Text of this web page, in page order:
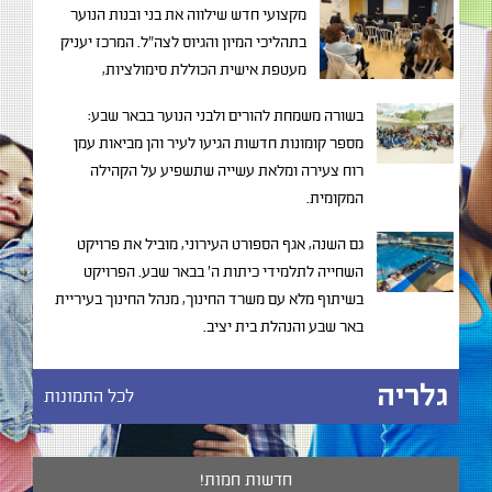
מקצועי חדש שילווה את בני ובנות הנוער
בתהליכי המיון והגיוס לצה"ל. המרכז יעניק
מעטפת אישית הכוללת סימולציות,
בשורה משמחת להורים ולבני הנוער בבאר שבע:
מספר קומונות חדשות הגיעו לעיר והן מביאות עמן
רוח צעירה ומלאת עשייה שתשפיע על הקהילה
המקומית.
גם השנה, אגף הספורט העירוני, מוביל את פרויקט
השחייה לתלמידי כיתות ה' בבאר שבע. הפרויקט
בשיתוף מלא עם משרד החינוך, מנהל החינוך בעיריית
באר שבע והנהלת בית יציב.
גלריה לכל התמונות
חדשות חמות!